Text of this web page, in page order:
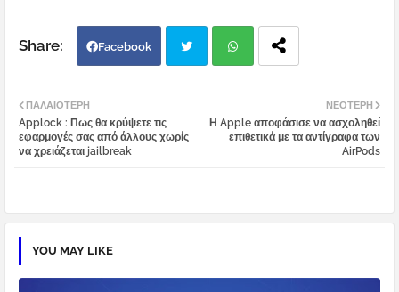
Facebook
atsa
ΝΕΌΤΕΡΗ
Η Apple αποφάσισε να ασχοληθεί
επιθετικά με τα αντίγραφα των
AirPods
ΠΑΛΑΙΌΤΕΡΗ
Applock : Πως θα κρύψετε τις
εφαρμογές σας από άλλους χωρίς
να χρειάζεται jailbreak
YOU MAY LIKE